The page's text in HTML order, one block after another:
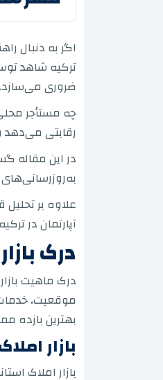
اگر به دنبال
ترکیه شاهد
ضروری می‌سازد.
چه مستأجر
رقابتی
در این مقاله
به‌روزرسانی‌های مرتبط
علاوه بر تحلیل
آپارتمان در
درک
درک ماهیت
موقعیت،
بهترین بازده
بازار